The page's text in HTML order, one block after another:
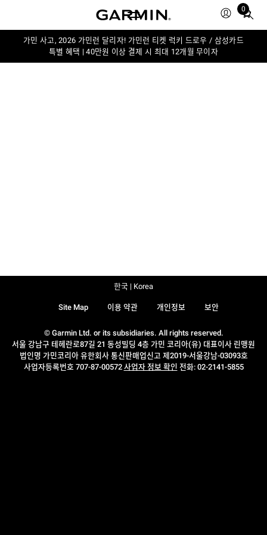
0
Total
in
가민 사고, 2026 가민런 달리자! 가민런 티켓 럭키 드로우 / 삼성카드
특별 혜택 | 40만원 이상 결제 시 최대 12개월 무이자
© Garmin Ltd. or its subsidiaries. All rights reserved.
서울 강남구 테헤란로87길 21 동성빌딩 4층 가민 코리아(유) 대표이사 린맹원
법인명 가민코리아 유한회사 통신판매업신고 제2019-서울강남-03093호
사업자등록번호 707-87-00572 사업자 정보 확인 전화: 02-2141-5855
Site Map 이용 약관 개인정보 보안
한국 | Korea